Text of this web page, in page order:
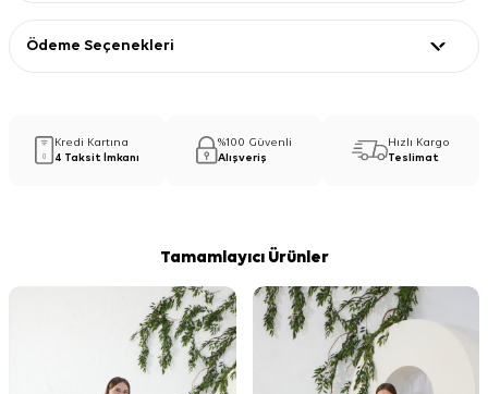
Ödeme Seçenekleri
Kredi Kartına
4 Taksit İmkanı
%100 Güvenli
Alışveriş
Hızlı Kargo
Teslimat
Tamamlayıcı Ürünler